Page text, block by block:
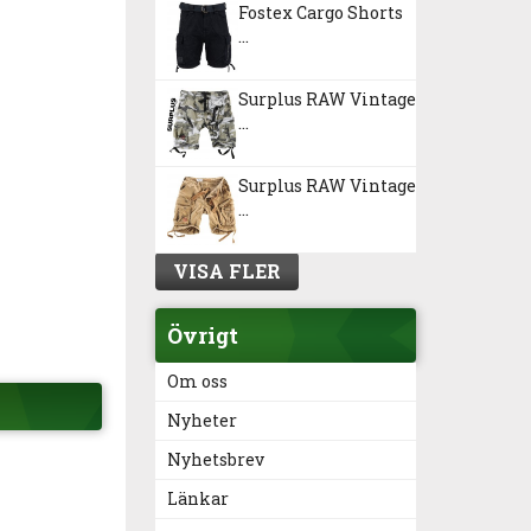
Fostex Cargo Shorts
...
Surplus RAW Vintage
...
Surplus RAW Vintage
...
VISA FLER
Övrigt
Om oss
Nyheter
Nyhetsbrev
Länkar